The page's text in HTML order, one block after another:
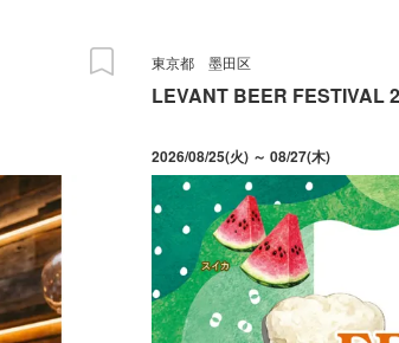
東京都 墨田区
LEVANT BEER FESTIVAL
2026/08/25(火) ～ 08/27(木)